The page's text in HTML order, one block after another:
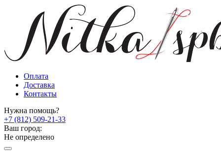
Оплата
Доставка
Контакты
Нужна помощь?
+7 (812) 509-21-33
Ваш город:
Не определено